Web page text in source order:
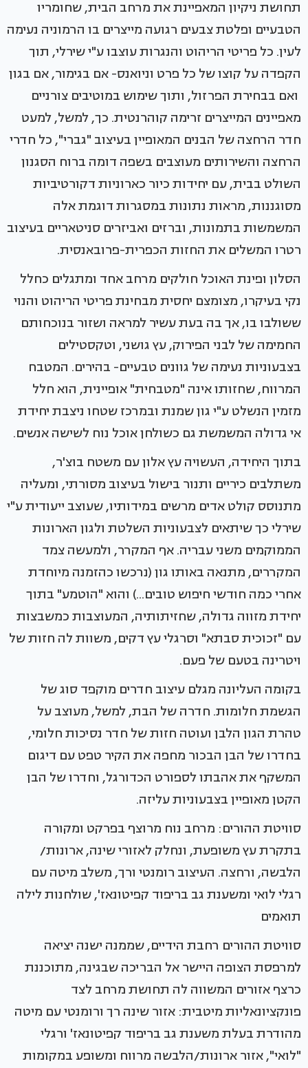
תחושת ניקיון המאפיינת את מרחב הבית, שחומריו
הטבעיים ופלטת צבעים רגועה מייצרים בו הרמוניה נעימה
לעין. כל פריטי הריהוט והנגרות עוצבו ע"י שירלי, תוך
הקפדה על קוצו של כל פרט וניואנס- אם בגימור, אם בגון
ואם בבחירת הפרזול, ותוך שימוש במוטיבים צורניים
מאפיינים המייצרים זרימה קוהרנטית. כך, למשל, למעט
חדר הרחצה של הבנים המאופיין בעיצוב "גברי", כל חדרי
הרחצה והשירותים מעוצבים בשפה דומה ברוח הסגנון
השולט בבית, עם יחידות כיור כארוניות דקורטיביות
מסוגננות, מראות נתונות במסגרות דוגמת אלה
המשמשות בתמונות, וברזים ואביזרים סניטאריים בעיצוב
רטרו המשלים את החזות הכפרית-פרובאנסית.
הסלון ופינת האוכל חולקים מרחב אחד ומתגלים כחלל
נקי בעיקרו, מצומצם יחסית מבחינת פריטי הריהוט והנוי
ששולבו בו, אך בה בעת עשיר למראה ושזור בנוכחותם
החמימה של לבני הפירוק, עץ גושני, וטקסטילים
בצבעוניות נעימה של גוונים טבעיים- בהירים. המטבח
המרווח, שחזותו אינה "מטבחית" אופיינית, הוא חלל
מזמין הנשלט ע"י גון שמנת ובמרכז שטחו ניצבת יחידת
אי גדולה המשמשת גם כשולחן אוכל נוח לשישה אנשים.
בתוך היחידה, העשויה עץ אלון עם משטח בוצ'ר,
משתלבים כיריים ותנור בישול בעיצוב מסורתי, ומעליה
מתנוסס קולט אדים מרשים במידותיו, שעוצב ייעודית ע"י
שירלי כך שיתאים לצבעוניות השלטת ולגון הארונות
הממוקמים משני עבריה. אף המקרר, ולמעשה צמד
המקררים, מתנאה באותו גון (נרכשו כהזמנה מיוחדת
אחרי כמה חודשי חיפוש טובים...) והוא "הוטמע" בתוך
יחידת מזווה גדולה, שחזיתותיה, המעוצבות כמשבצות
עם "זכוכית סבתא" וסרגלי עץ דקים, משוות לה חזות של
ויטרינה בטעם של פעם.
בקומה העליונה מגלם עיצוב חדרים מוקפד סוג של
הגשמת חלומות. חדרה של הבת, למשל, מעוצב על
טהרת הגון הלבן ועוטה חזות של חדר נסיכות חלומי,
בחדרו של הבן הבכור מחפה את הקיר טפט עם דיגום
המשקף את אהבתו לספורט הכדורגל, וחדרו של הבן
הקטן מאופיין בצבעוניות עליזה.
סוויטת ההורים: מרחב נוח מרוצף בפרקט ומקורה
בתקרת עץ משופעת, ונחלק לאזורי שינה, ארונות/
הלבשה, ורחצה. העיצוב רומנטי ורך, משלב מיטה עם
רגלי לואי ומשענת גב בריפוד קפיטונאז', שולחנות לילה
תואמים
סוויטת ההורים רחבת הידיים, שממנה ישנה יציאה
למרפסת הצופה היישר אל הבריכה שבגינה, מתוכננת
כרצף אזורים המשווה לה תחושת מרחב לצד
פונקציונאליות מיטבית: אזור שינה רך ורומנטי עם מיטה
מהודרת בעלת משענת גב בריפוד קפיטונאז' ורגלי
"לואי", אזור ארונות/הלבשה מרווח ומשופע במקומות